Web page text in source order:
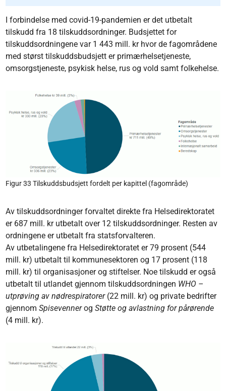
I forbindelse med covid-19-pandemien er det utbetalt
tilskudd fra 18 tilskuddsordninger. Budsjettet for
tilskuddsordningene var 1 443 mill. kr hvor de fagområdene
med størst tilskuddsbudsjett er primærhelsetjeneste,
omsorgstjeneste, psykisk helse, rus og vold samt folkehelse.
Figur 33 Tilskuddsbudsjett fordelt per kapittel (fagområde)
Av tilskuddsordninger forvaltet direkte fra Helsedirektoratet
er 687 mill. kr utbetalt over 12 tilskuddsordninger. Resten av
ordningene er utbetalt fra statsforvalteren.
Av utbetalingene fra Helsedirektoratet er 79 prosent (544
mill. kr) utbetalt til kommunesektoren og 17 prosent (118
mill. kr) til organisasjoner og stiftelser. Noe tilskudd er også
utbetalt til utlandet gjennom tilskuddsordningen WHO –
utprøving av nødrespiratorer(22 mill. kr) og private bedrifter
gjennomSpisevennerogStøtte og avlastning for pårørende
(4 mill. kr).